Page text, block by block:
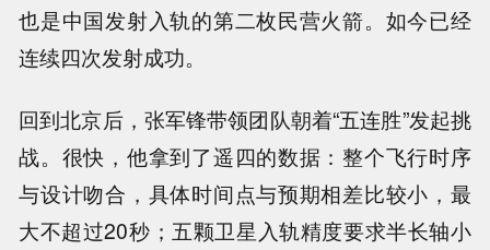
也是中国发射入轨的第二枚民营火箭。如今已经
连续四次发射成功。
回到北京后，张军锋带领团队朝着“五连胜”发起挑
战。很快，他拿到了遥四的数据：整个飞行时序
与设计吻合，具体时间点与预期相差比较小，最
大不超过20秒；五颗卫星入轨精度要求半长轴小